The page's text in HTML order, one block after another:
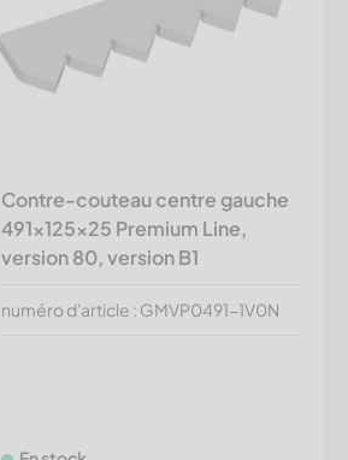
Contre-couteau centre gauche
491x125x25 Premium Line,
version 80, version B1
numéro d'article : GMVP0491-1V0N